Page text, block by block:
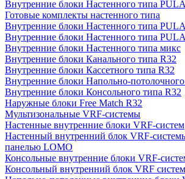
Внутренние блоки Настенного типа
Готовые комплекты настенного типа
Внутренние блоки Настенного типа
Внутренние блоки Настенного типа
Внутренние блоки Настенного типа микс
Внутренние блоки Канального типа R32
Внутренние блоки Кассетного типа R32
Внутренние блоки Напольно-
Внутренние блоки Консольного типа R32
Наружные блоки Free Match R32
Мультизональные VRF-системы
Настенные внутренние блоки VRF-систем
Настенный внутренний блок VRF-
панелью LOMO
Консольные внутренние блоки VRF-
Консольный внутренний блок VRF